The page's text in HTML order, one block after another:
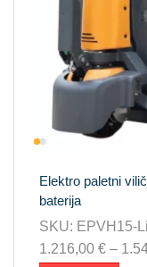
Elektro paletni
baterija
SKU: EPVH15-
1.216,00 € –